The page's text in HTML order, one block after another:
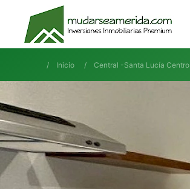
Inicio Central -Santa Lucía Centro